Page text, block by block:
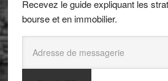
Recevez le guide expliquant les
bourse et en immobilier.